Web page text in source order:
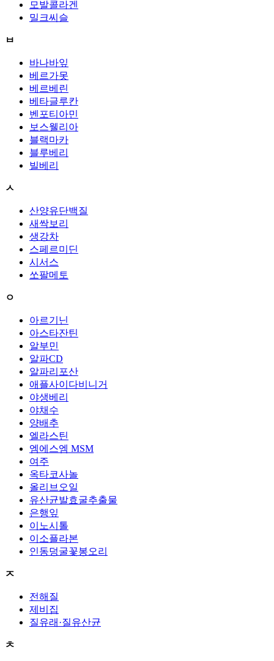
모발콜라겐
밀크씨슬
ㅂ
바나바잎
베르가못
베르베린
베타글루칸
벤포티아민
보스웰리아
블랙마카
블루베리
빌베리
ㅅ
산양유단백질
새싹보리
생강차
스페르미딘
시서스
쏘팔메토
ㅇ
아르기닌
아스타잔틴
알부민
알파CD
알파리포산
애플사이다비니거
야생베리
야채수
양배추
엘라스틴
엠에스엠 MSM
여주
옥타코사놀
올리브오일
유산균발효굴추출물
은행잎
이노시톨
이소플라본
인동덩굴꽃봉오리
ㅈ
전해질
제비집
질유래·질유산균
ㅊ